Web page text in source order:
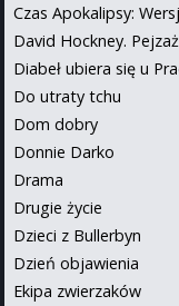
Czas Apokalipsy:
David Hockney.
Diabeł ubiera się u
Do utraty tchu
Dom dobry
Donnie Darko
Drama
Drugie życie
Dzieci z Bullerbyn
Dzień objawienia
Ekipa zwierzaków